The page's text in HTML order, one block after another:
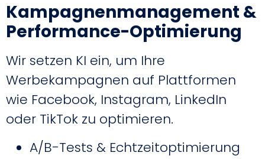
Kampagnenmanagement &
Performance-Optimierung
Wir setzen KI ein, um Ihre
Werbekampagnen auf Plattformen
wie Facebook, Instagram, LinkedIn
oder TikTok zu optimieren.
A/B-Tests & Echtzeitoptimierung